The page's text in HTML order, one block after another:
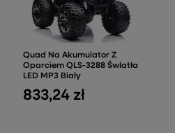
Quad Na Akumulator Z
Oparciem QLS-3288 ŚwIatła
LED MP3 Biały
833,24 zł